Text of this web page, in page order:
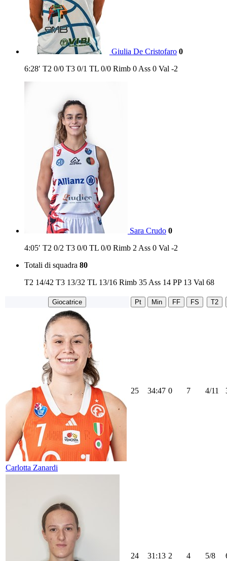
Giulia De Cristofaro 0
6:28′ T2 0/0 T3 0/1 TL 0/0 Rimb 0 Ass 0 Val -2
Sara Crudo 0
4:05′ T2 0/2 T3 0/0 TL 0/0 Rimb 2 Ass 0 Val -2
Totali di squadra 80
T2 14/42 T3 13/32 TL 13/16 Rimb 35 Ass 14 PP 13 Val 68
Giocatrice Pt Min FF FS T2
Carlotta Zanardi
25 34:47 0 7 4/11
24 31:13 2 4 5/8